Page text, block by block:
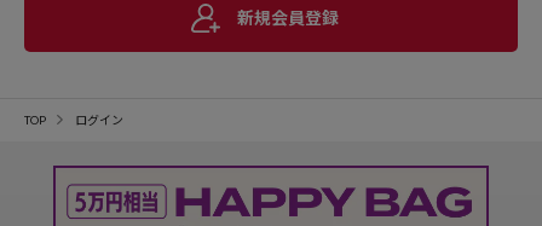
新規会員登録
TOP ログイン